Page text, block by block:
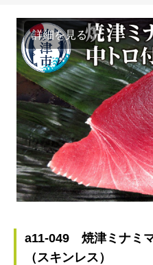
詳細を見る
a11-049 焼津ミナミ
（スキンレス）